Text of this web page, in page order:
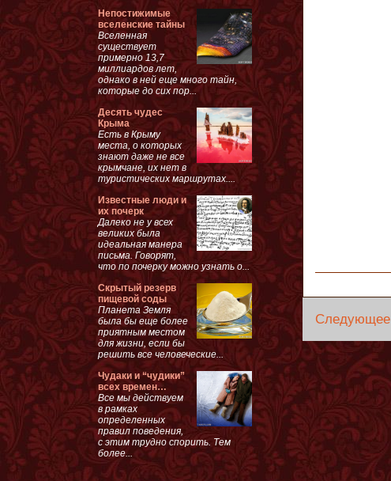
Следующее
Непостижимые
вселенские тайны
Вселенная
существует
примерно 13,7
миллиардов лет,
однако в ней еще много тайн,
которые до сих пор...
Десять чудес
Крыма
Есть в Крыму
места, о которых
знают даже не все
крымчане, их нет в
туристических маршрутах....
Известные люди и
их почерк
Далеко не у всех
великих была
идеальная манера
письма. Говорят,
что по почерку можно узнать о...
Скрытый резерв
пищевой соды
Планета Земля
была бы еще более
приятным местом
для жизни, если бы
решить все человеческие...
Чудаки и “чудики”
всех времен…
Все мы действуем
в рамках
определенных
правил поведения,
с этим трудно спорить. Тем
более...